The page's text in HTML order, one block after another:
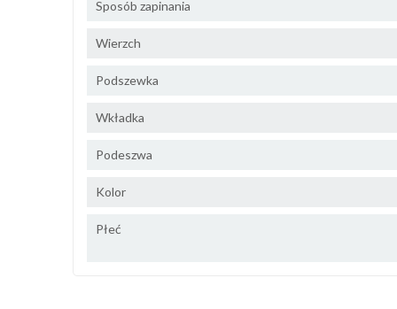
Sposób zapinania
Wierzch
Podszewka
Wkładka
Podeszwa
Kolor
Płeć